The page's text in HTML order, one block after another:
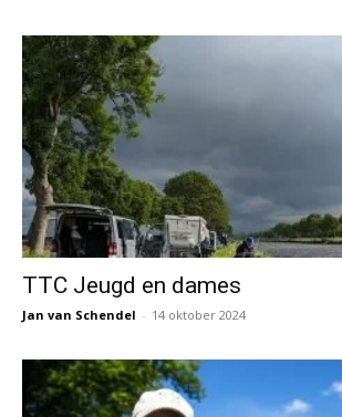
TTC Jeugd en dames
Jan van Schendel - 14 oktober 2024